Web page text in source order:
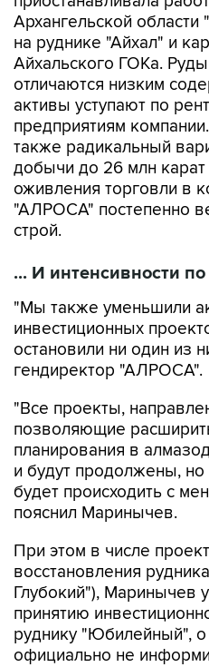
Архангельской
на руднике "Айхал" и
Айхальского ГОКа.
отличаются низким
активы уступают по
предприятиям
также радикальный
добычи до 26 млн
оживления торговли в
"АЛРОСА" постепенно
строй.
... И интенсивности
"Мы также уменьшили
инвестиционных
остановили ни один из
гендиректор "АЛРОСА".
"Все проекты,
позволяющие
планирования в
и будут продолжены, но
будет происходить с
пояснил Маринычев.
При этом в числе
восстановления
Глубокий"), Маринычев
принятию
руднику "Юбилейный",
официально не